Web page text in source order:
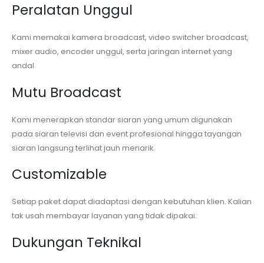
Peralatan Unggul
Kami memakai kamera broadcast, video switcher broadcast,
mixer audio, encoder unggul, serta jaringan internet yang
andal.
Mutu Broadcast
Kami menerapkan standar siaran yang umum digunakan
pada siaran televisi dan event profesional hingga tayangan
siaran langsung terlihat jauh menarik.
Customizable
Setiap paket dapat diadaptasi dengan kebutuhan klien. Kalian
tak usah membayar layanan yang tidak dipakai.
Dukungan Teknikal